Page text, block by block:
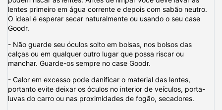
lentes primeiro em água corrente e depois com sabão neutro.
O ideal é esperar secar naturalmente ou usando o seu case
Goodr.
- Não guarde seu óculos solto em bolsas, nos bolsos das
calças ou em qualquer outro lugar que possa riscar ou
manchar. Guarde-os sempre no case Goodr.
- Calor em excesso pode danificar o material das lentes,
portanto evite deixar os óculos no interior de veículos, porta-
luvas do carro ou nas proximidades de fogão, secadores.